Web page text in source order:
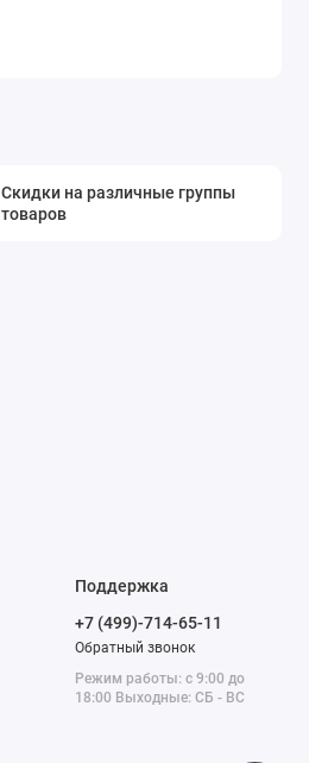
Скидки на различные группы
товаров
Поддержка
+7 (499)-714-65-11
Обратный звонок
Режим работы: с 9:00 до
18:00 Выходные: СБ - ВС